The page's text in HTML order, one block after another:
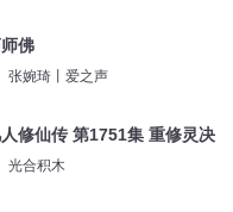
佛
张婉琦丨爱之声
修仙传 第1751集 重修灵决
光合积木